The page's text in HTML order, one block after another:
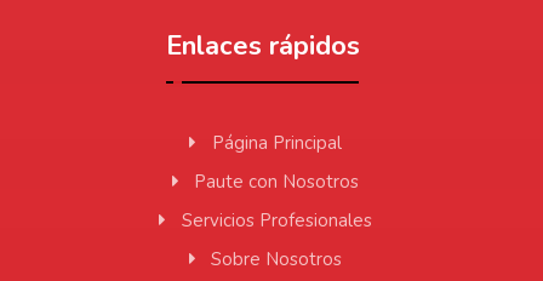
Enlaces rápidos
Página Principal
Paute con Nosotros
Servicios Profesionales
Sobre Nosotros